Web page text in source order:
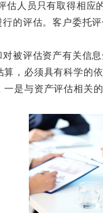
人员只有取得相应
评估。客户委托评
评估资产有关信息
，必须具有科学的依
与资产评估相关